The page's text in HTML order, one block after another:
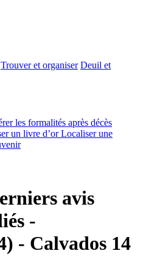
Trouver et organiser Deuil et
les formalités après décès
un livre d’orLocaliser une
avis
-
- Calvados 14